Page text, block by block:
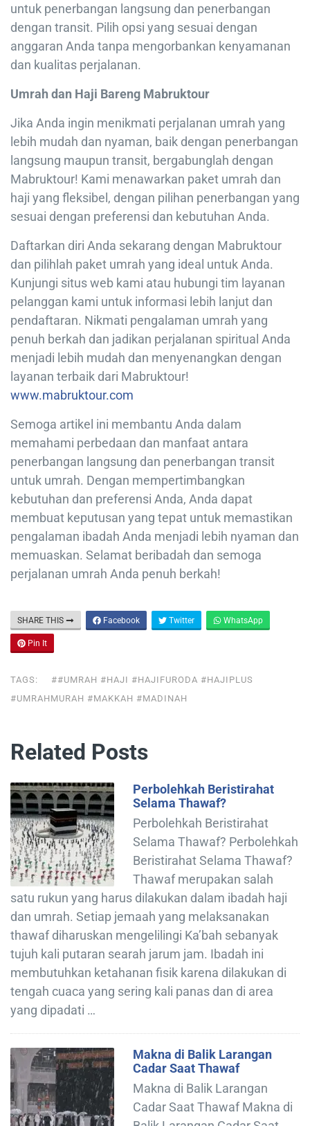
untuk penerbangan langsung dan penerbangan
dengan transit. Pilih opsi yang sesuai dengan
anggaran Anda tanpa mengorbankan kenyamanan
dan kualitas perjalanan.
Umrah dan Haji Bareng Mabruktour
Jika Anda ingin menikmati perjalanan umrah yang
lebih mudah dan nyaman, baik dengan penerbangan
langsung maupun transit, bergabunglah dengan
Mabruktour! Kami menawarkan paket umrah dan
haji yang fleksibel, dengan pilihan penerbangan yang
sesuai dengan preferensi dan kebutuhan Anda.
Daftarkan diri Anda sekarang dengan Mabruktour
dan pilihlah paket umrah yang ideal untuk Anda.
Kunjungi situs web kami atau hubungi tim layanan
pelanggan kami untuk informasi lebih lanjut dan
pendaftaran. Nikmati pengalaman umrah yang
penuh berkah dan jadikan perjalanan spiritual Anda
menjadi lebih mudah dan menyenangkan dengan
layanan terbaik dari Mabruktour!
www.mabruktour.com
Semoga artikel ini membantu Anda dalam
memahami perbedaan dan manfaat antara
penerbangan langsung dan penerbangan transit
untuk umrah. Dengan mempertimbangkan
kebutuhan dan preferensi Anda, Anda dapat
membuat keputusan yang tepat untuk memastikan
pengalaman ibadah Anda menjadi lebih nyaman dan
memuaskan. Selamat beribadah dan semoga
perjalanan umrah Anda penuh berkah!
SHARE THIS Facebook Twitter WhatsApp
Pin It
TAGS:
##UMRAH #HAJI #HAJIFURODA #HAJIPLUS
#UMRAHMURAH #MAKKAH #MADINAH
Related Posts
Perbolehkah Beristirahat
Selama Thawaf?
Perbolehkah Beristirahat
Selama Thawaf? Perbolehkah
Beristirahat Selama Thawaf?
Thawaf merupakan salah
satu rukun yang harus dilakukan dalam ibadah haji
dan umrah. Setiap jemaah yang melaksanakan
thawaf diharuskan mengelilingi Ka’bah sebanyak
tujuh kali putaran searah jarum jam. Ibadah ini
membutuhkan ketahanan fisik karena dilakukan di
tengah cuaca yang sering kali panas dan di area
yang dipadati …
Makna di Balik Larangan
Cadar Saat Thawaf
Makna di Balik Larangan
Cadar Saat Thawaf Makna di